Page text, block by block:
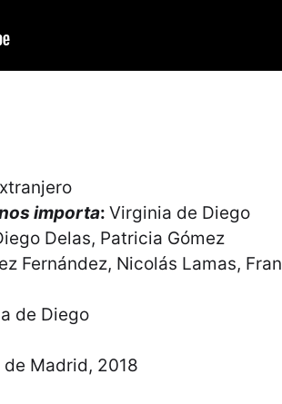
importa: Virginia de Diego
Delas, Patricia Gómez
Fernández, Nicolás Lamas, Fran
de Diego
Madrid, 2018